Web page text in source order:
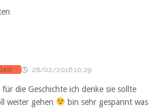
26/02/2016 10:29
die Geschichte ich denke sie sollte
weiter gehen
bin sehr gespannt was